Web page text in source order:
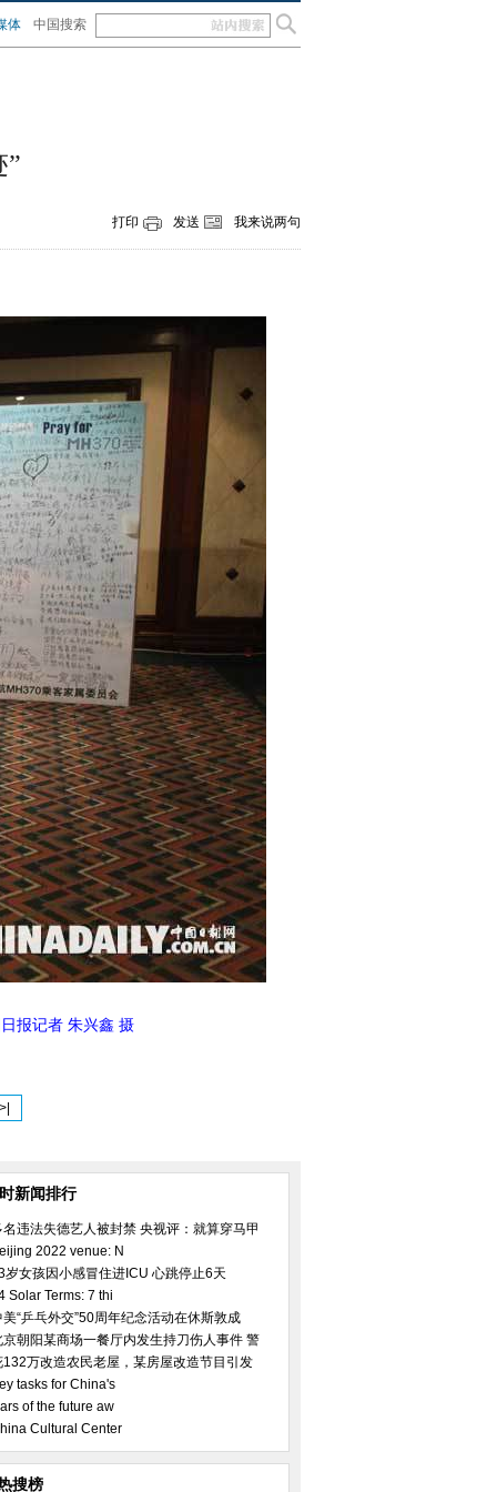
体 中国搜索
”
打印 发送 我来说两句
报记者 朱兴鑫 摄
新闻排行
名违法失德艺人被封禁 央视评：就算穿马甲
2022 venue: N
岁女孩因小感冒住进ICU 心跳停止6天
Solar Terms: 7 thi
美“乒乓外交”50周年纪念活动在休斯敦成
京朝阳某商场一餐厅内发生持刀伤人事件 警
132万改造农民老屋，某房屋改造节目引发
tasks for China's
of the future aw
Cultural Center
搜榜